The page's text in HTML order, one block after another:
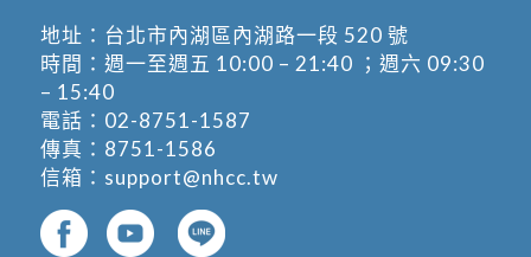
地址： 台北市內湖區內湖路一段 520 號
時間：週一至週五 10:00 – 21:40 ；週六 09:30
– 15:40
電話： 02-8751-1587
傳真：8751-1586
信箱： support@nhcc.tw